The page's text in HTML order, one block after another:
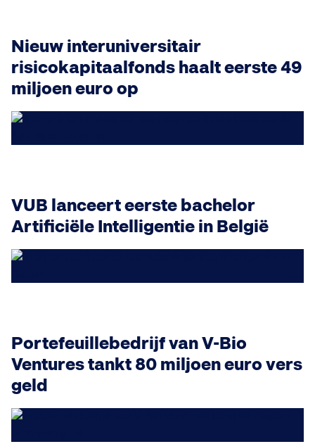
Nieuw interuniversitair
risicokapitaalfonds haalt eerste 49
miljoen euro op
VUB lanceert eerste bachelor
Artificiële Intelligentie in België
Portefeuillebedrijf van V-Bio
Ventures tankt 80 miljoen euro vers
geld